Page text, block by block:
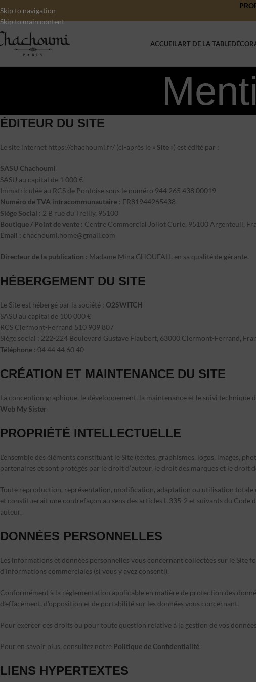
Skip to navigation
Skip to main content
ACCUEILART DE LA TABLE
ÉDITEUR DU SITE
Le site internet https://chachoumi.fr/ (ci-après le « Site ») est édité par :
SASU Chachoumi
SASU au capital de 1 000 €
Immatriculée au RCS de Pontoise sous le numéro 944 265 438 00019
Numéro de TVA intracommunautaire : FR81944265438
Siège Social : 2 B rue du Treilly, 95100
Boutique / Point de vente : Centre Commercial Joliot Curie, 95100 Argenteuil,
Email : chachoumi.home@gmail.com
Directeur de la publication : Madame Mina GHOUFALI, en sa qualité de gérante.
HÉBERGEMENT DU SITE
Le Site est hébergé par la société : O2SWITCH
SASU au capital de 100 000 €
RCS Clermont-Ferrand 510 909 807
Siège social : 222-224 Boulevard Gustave Flaubert, 63000 Clermont-Ferrand,
Téléphone : 04 44 44 60 40
CRÉATION ET MAINTENANCE DU SITE
La conception graphique, le développement, la maintenance et le suivi technique
Web My Sister
PROPRIÉTÉ INTELLECTUELLE
L’ensemble des éléments constituant le Site (textes, graphismes, logos, images,
partenaires et sont protégés par le droit d’auteur, le droit des marques et le droit
Toute reproduction, représentation, modification, adaptation ou utilisation totale
et constituerait une contrefaçon au sens des articles L.335-2 et suivants du
auteur.
DONNÉES PERSONNELLES
Les informations et données personnelles vous concernant collectées sur le Site
d’informations commerciales (si vous y avez consenti).
Conformément à la réglementation applicable en matière de protection des
d’effacement, d’opposition et de portabilité sur les données vous concernant.
Pour exercer ces droits ou pour toute question relative à la gestion de vos
Pour en savoir plus, consultez notre Politique de Confidentialité.
LIENS HYPERTEXTES